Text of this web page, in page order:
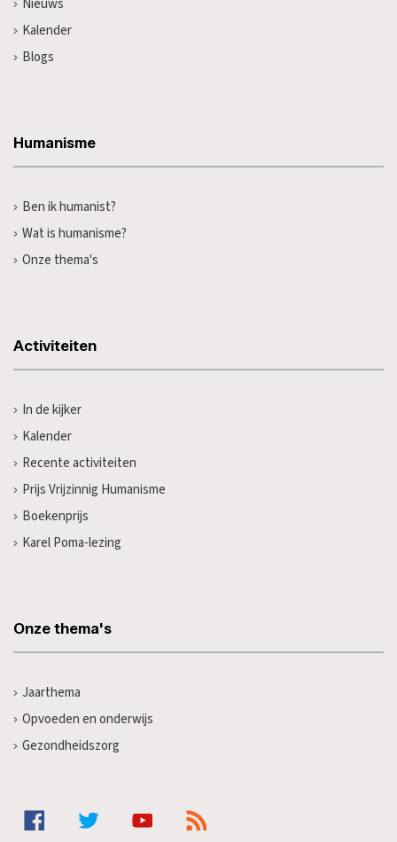
Nieuws
Kalender
Blogs
Humanisme
Ben ik humanist?
Wat is humanisme?
Onze thema's
Activiteiten
In de kijker
Kalender
Recente activiteiten
Prijs Vrijzinnig Humanisme
Boekenprijs
Karel Poma-lezing
Onze thema's
Jaarthema
Opvoeden en onderwijs
Gezondheidszorg